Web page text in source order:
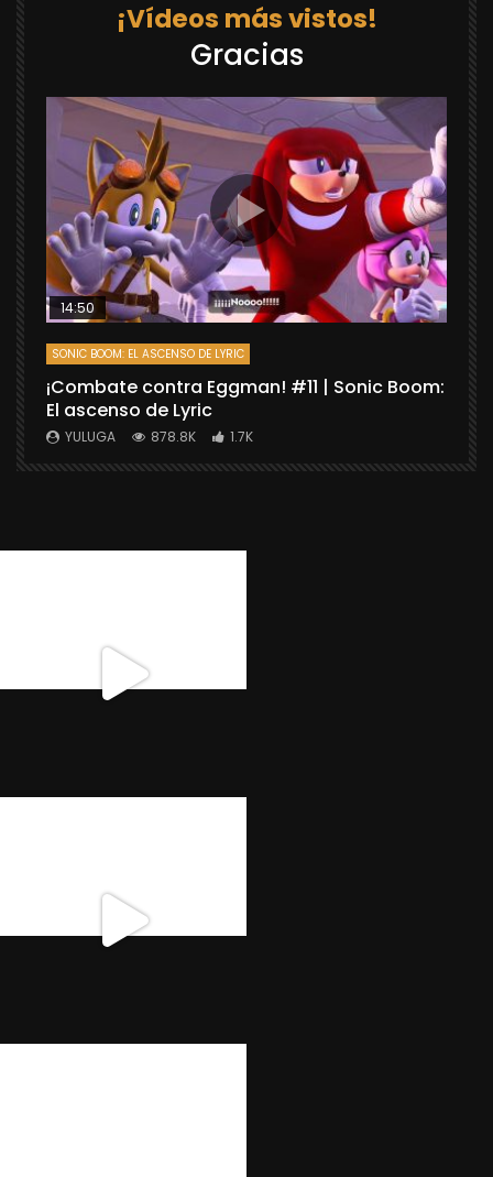
¡Vídeos más vistos!
Gracias
14:50
SONIC BOOM: EL ASCENSO DE LYRIC
¡Combate contra Eggman! #11 | Sonic Boom:
El ascenso de Lyric
YULUGA 878.8K 1.7K